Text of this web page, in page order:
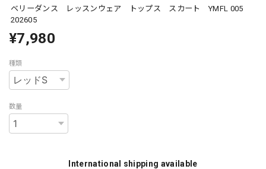
ベリーダンス レッスンウェア トップス スカート YMFL 005
202605
¥7,980
種類
数量
International shipping available